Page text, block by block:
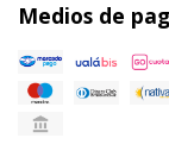
Medios de